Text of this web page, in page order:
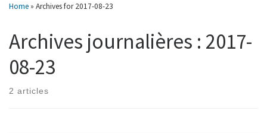
Home » Archives for 2017-08-23
Archives journalières : 2017-
08-23
2 articles